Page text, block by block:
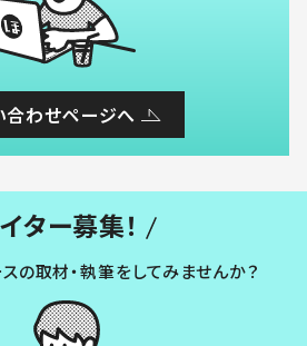
合わせページへ
ター募集！
の取材・執筆をしてみませんか？